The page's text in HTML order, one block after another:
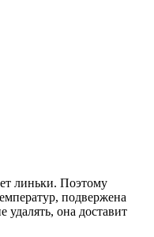
линьки. Поэтому
подвержена
она доставит